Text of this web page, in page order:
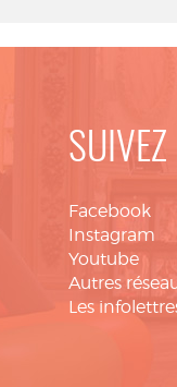
SUIVEZ
Facebook
Instagram
Youtube
Autres
Les